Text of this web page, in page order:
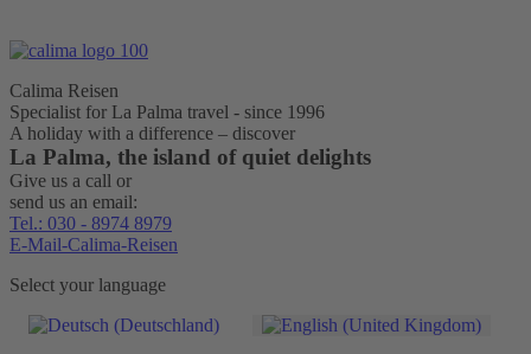
Calima Reisen
Specialist for La Palma travel - since 1996
A holiday with a difference – discover
La Palma, the island of quiet delights
Give us a call or
send us an email:
Tel.: 030 - 8974 8979
E-Mail-Calima-Reisen
Select your language